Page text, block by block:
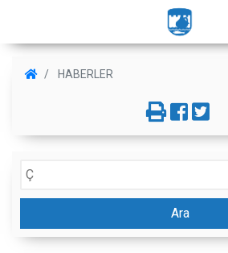
HABERLER
Ara